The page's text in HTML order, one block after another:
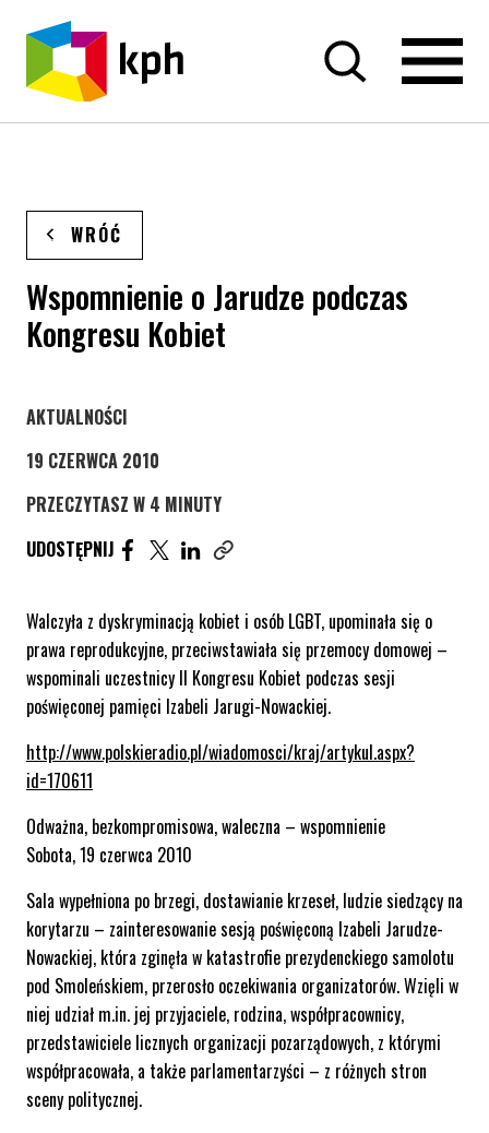
PRZEJDŹ DO TREŚCI
WRÓĆ
Wspomnienie o Jarudze podczas
Kongresu Kobiet
STRONA KATEGORII WPISÓW
AKTUALNOŚCI
19 CZERWCA 2010
PRZECZYTASZ W 4 MINUTY
UDOSTĘPNIJ
UDOSTĘPNIJ ARTYKUŁ NA FACEBOOK. STRONA
UDOSTĘPNIJ ARTYKUŁ NA TWITTER.
UDOSTĘPNIJ ARTYKUŁ NA LINKEDIN.
Walczyła z dyskryminacją kobiet i osób LGBT, upominała się o
prawa reprodukcyjne, przeciwstawiała się przemocy domowej –
wspominali uczestnicy II Kongresu Kobiet podczas sesji
poświęconej pamięci Izabeli Jarugi-Nowackiej.
http://www.polskieradio.pl/wiadomosci/kraj/artykul.aspx?
id=170611
Odważna, bezkompromisowa, waleczna – wspomnienie
Sobota, 19 czerwca 2010
Sala wypełniona po brzegi, dostawianie krzeseł, ludzie siedzący na
korytarzu – zainteresowanie sesją poświęconą Izabeli Jarudze-
Nowackiej, która zginęła w katastrofie prezydenckiego samolotu
pod Smoleńskiem, przerosło oczekiwania organizatorów. Wzięli w
niej udział m.in. jej przyjaciele, rodzina, współpracownicy,
przedstawiciele licznych organizacji pozarządowych, z którymi
współpracowała, a także parlamentarzyści – z różnych stron
sceny politycznej.